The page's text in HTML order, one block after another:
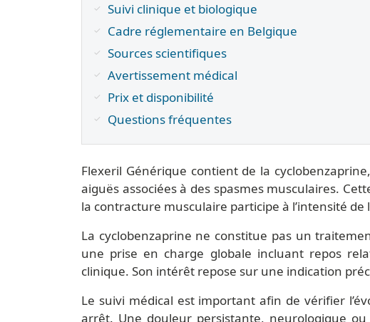
Suivi clinique et biologique
Cadre réglementaire en Belgique
Sources scientifiques
Avertissement médical
Prix et disponibilité
Questions fréquentes
Flexeril Générique contient de la
aiguës associées à des spasmes musculaires.
la contracture musculaire participe à l’intensité
La cyclobenzaprine ne constitue pas un
une prise en charge globale incluant repos
clinique. Son intérêt repose sur une indication
Le suivi médical est important afin de vérifier
arrêt. Une douleur persistante, neurologique